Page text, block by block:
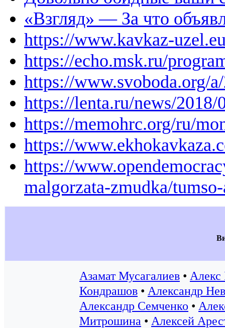
«Взгляд» — За что
https://www.kavkaz-
https://echo.msk.ru/
https://www.svoboda.org/
https://lenta.ru/news/2018/
https://memohrc.org/ru/
https://
https://
malgorzata-zmudka/
Азамат Мусагалиев • Алекс
Кондрашов • Александр
Александр Семченко •
Митрошина • Алексей